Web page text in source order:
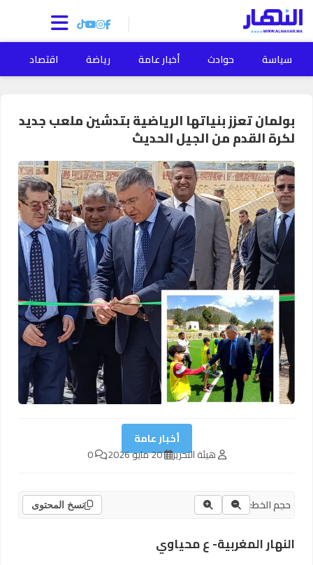
سياسة حوادث أخبار عامة رياضة اقتصاد
بولمان تعزز بنياتها الرياضية بتدشين ملعب جديد
لكرة القدم من الجيل الحديث
أخبار عامة
هيئة التحرير 20 مايو 2026 0
حجم الخط: نسخ المحتوى
النهار المغربية- ع محياوي